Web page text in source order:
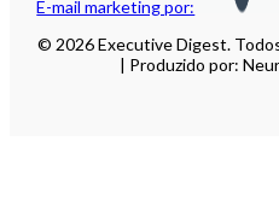
E-mail marketing por:
© 2026 Executive Digest.
| Produzido por: